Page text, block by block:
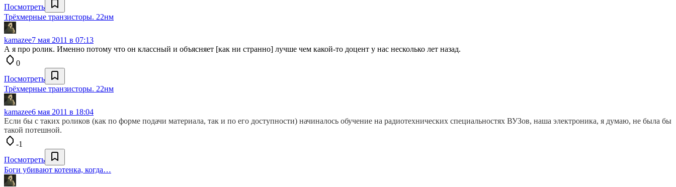
Посмотреть
Трёхмерные транзисторы. 22нм
kamazee7 мая 2011 в 07:13
А я про ролик. Именно потому что он классный и объясняет [как ни странно] лучше чем какой-то доцент у нас несколько лет назад.
0
Посмотреть
Трёхмерные транзисторы. 22нм
kamazee6 мая 2011 в 18:04
Если бы с таких роликов (как по форме подачи материала, так и по его доступности) начиналось обучение на радиотехнических специальностях ВУЗов, наша электроника, я думаю, не была бы
такой потешной.
-1
Посмотреть
Боги убивают котенка, когда…